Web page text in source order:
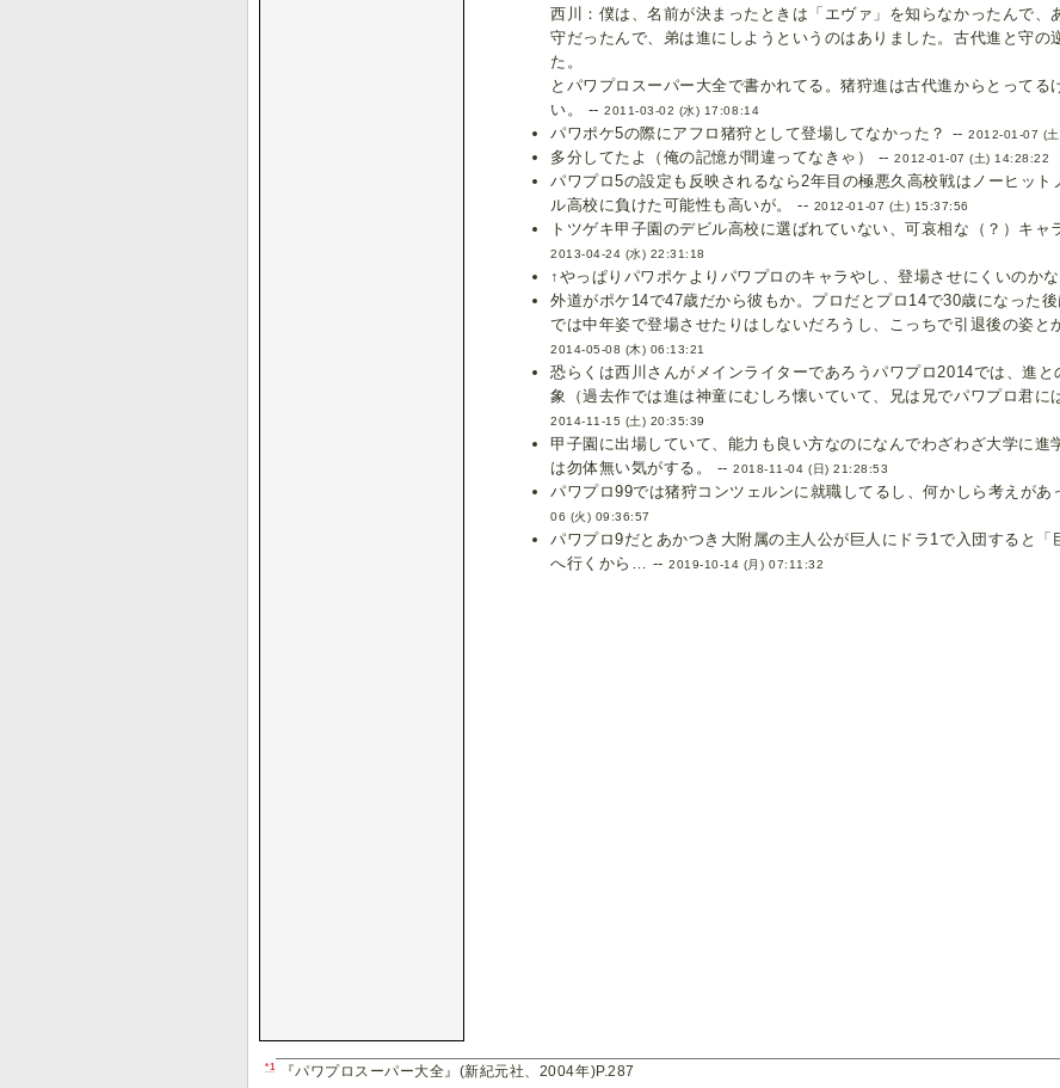
西川：僕は、名前が決まったときは「エヴァ」を知らなかったんで、
守だったんで、弟は進にしようというのはありました。古代進と守の
た。
とパワプロスーパー大全で書かれてる。猪狩進は古代進からとってる
い。 --2011-03-02 (水) 17:08:14
パワポケ5の際にアフロ猪狩として登場してなかった？ --2012-01-07 (
多分してたよ（俺の記憶が間違ってなきゃ） --2012-01-07 (土) 14:28:22
パワプロ5の設定も反映されるなら2年目の極悪久高校戦はノーヒット
ル高校に負けた可能性も高いが。 -- 2012-01-07 (土) 15:37:56
トツゲキ甲子園のデビル高校に選ばれていない、可哀相な（？）キ
2013-04-24 (水) 22:31:18
↑やっぱりパワポケよりパワプロのキャラやし、登場させにくいのか
外道がポケ14で47歳だから彼もか。プロだとプロ14で30歳になった
では中年姿で登場させたりはしないだろうし、こっちで引退後の姿と
2014-05-08 (木) 06:13:21
恐らくは西川さんがメインライターであろうパワプロ2014では、進
象（過去作では進は神童にむしろ懐いていて、兄は兄でパワプロ君に
2014-11-15 (土) 20:35:39
甲子園に出場していて、能力も良い方なのになんでわざわざ大学に進
は勿体無い気がする。 --2018-11-04 (日) 21:28:53
パワプロ99では猪狩コンツェルンに就職してるし、何かしら考えが
06 (火) 09:36:57
パワプロ9だとあかつき大附属の主人公が巨人にドラ1で入団すると
へ行くから… --2019-10-14 (月) 07:11:32
*1 『パワプロスーパー大全』(新紀元社、2004年)P.287